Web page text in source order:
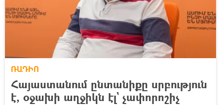
ՌԱԴԻՈ
Հայաստանում ընտանիքը սրբություն
է, օջախի աղջիկն էլ` չափորոշիչ